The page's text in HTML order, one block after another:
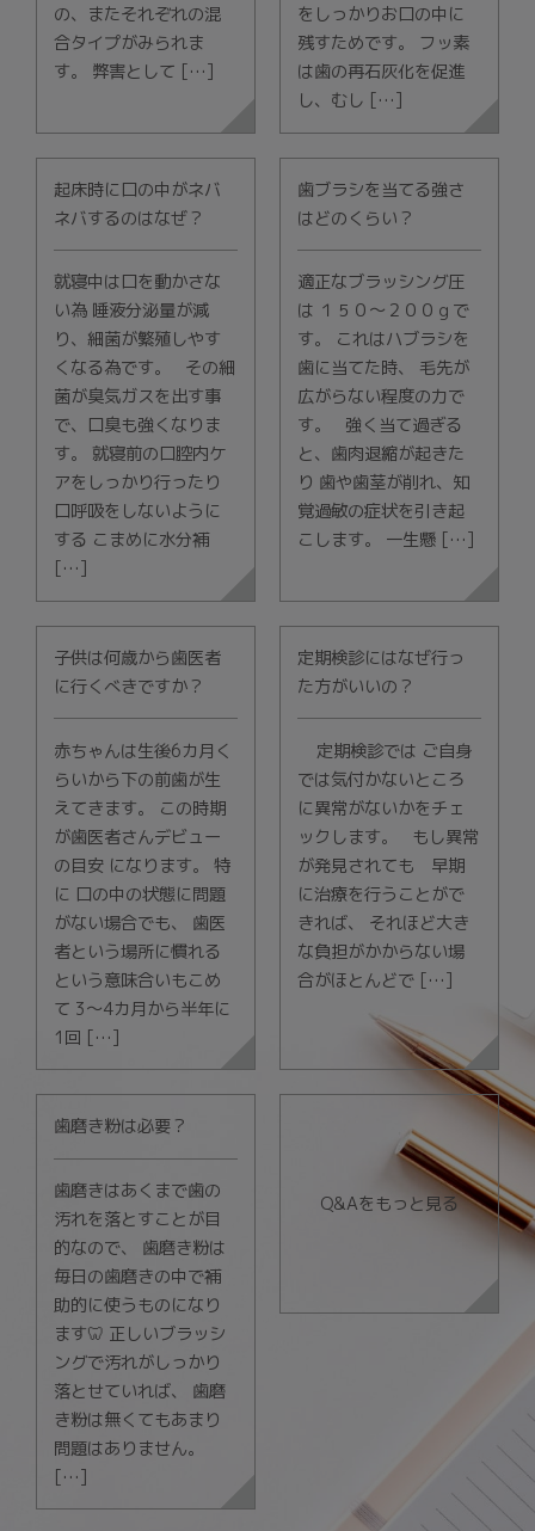
の、またそれぞれの混
合タイプがみられま
す。 弊害として […]
をしっかりお口の中に
残すためです。 フッ素
は歯の再石灰化を促進
し、むし […]
起床時に口の中がネバ
ネバするのはなぜ？
就寝中は口を動かさな
い為 唾液分泌量が減
り、細菌が繁殖しやす
くなる為です。 その細
菌が臭気ガスを出す事
で、口臭も強くなりま
す。 就寝前の口腔内ケ
アをしっかり行ったり
口呼吸をしないように
する こまめに水分補
[…]
歯ブラシを当てる強さ
はどのくらい？
適正なブラッシング圧
は １５０〜２００ｇで
す。 これはハブラシを
歯に当てた時、 毛先が
広がらない程度の力で
す。 強く当て過ぎる
と、歯肉退縮が起きた
り 歯や歯茎が削れ、知
覚過敏の症状を引き起
こします。 一生懸 […]
子供は何歳から歯医者
に行くべきですか？
赤ちゃんは生後6カ月く
らいから下の前歯が生
えてきます。 この時期
が歯医者さんデビュー
の目安 になります。 特
に 口の中の状態に問題
がない場合でも、 歯医
者という場所に慣れる
という意味合いもこめ
て 3～4カ月から半年に
1回 […]
定期検診にはなぜ行っ
た方がいいの？
定期検診では ご自身
では気付かないところ
に異常がないかをチェ
ックします。 もし異常
が発見されても 早期
に治療を行うことがで
きれば、 それほど大き
な負担がかからない場
合がほとんどで […]
歯磨き粉は必要？
歯磨きはあくまで歯の
汚れを落とすことが目
的なので、 歯磨き粉は
毎日の歯磨きの中で補
助的に使うものになり
ます🦷 正しいブラッシ
ングで汚れがしっかり
落とせていれば、 歯磨
き粉は無くてもあまり
問題はありません。
[…]
Q&Aをもっと見る